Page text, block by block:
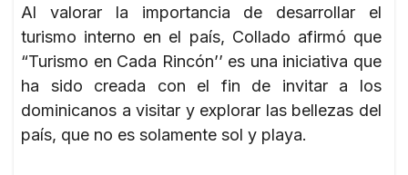
Al valorar la importancia de desarrollar el
turismo interno en el país, Collado afirmó que
“Turismo en Cada Rincón’’ es una iniciativa que
ha sido creada con el fin de invitar a los
dominicanos a visitar y explorar las bellezas del
país, que no es solamente sol y playa.